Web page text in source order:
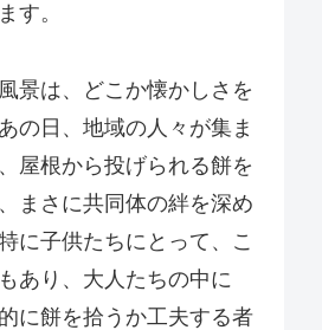
す。
景は、どこか懐かしさを
の日、地域の人々が集ま
屋根から投げられる餅を
まさに共同体の絆を深め
に子供たちにとって、こ
あり、大人たちの中に
に餅を拾うか工夫する者